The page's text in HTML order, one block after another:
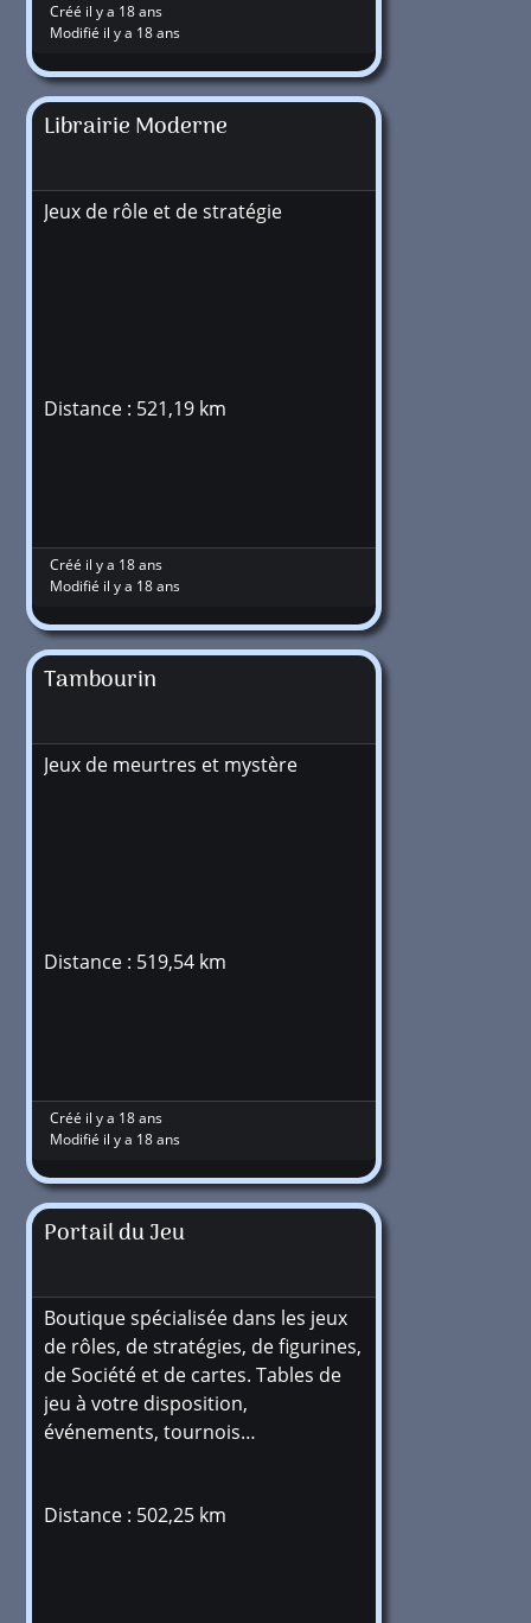
Créé il y a 18 ans
Modifié il y a 18 ans
Librairie Moderne
Jeux de rôle et de stratégie
Distance : 521,19 km
Créé il y a 18 ans
Modifié il y a 18 ans
Tambourin
Jeux de meurtres et mystère
Distance : 519,54 km
Créé il y a 18 ans
Modifié il y a 18 ans
Portail du Jeu
Boutique spécialisée dans les jeux
de rôles, de stratégies, de figurines,
de Société et de cartes. Tables de
jeu à votre disposition,
événements, tournois…
Distance : 502,25 km